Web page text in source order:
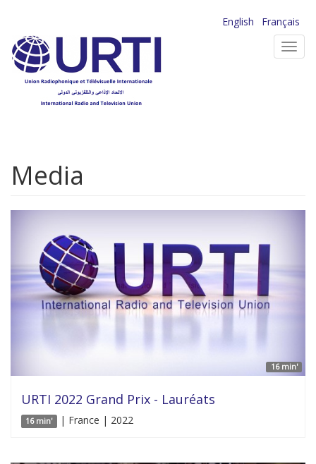
contenu
principal
English
Français
Media
16 min'
URTI 2022 Grand Prix - Lauréats
16 min' | France | 2022